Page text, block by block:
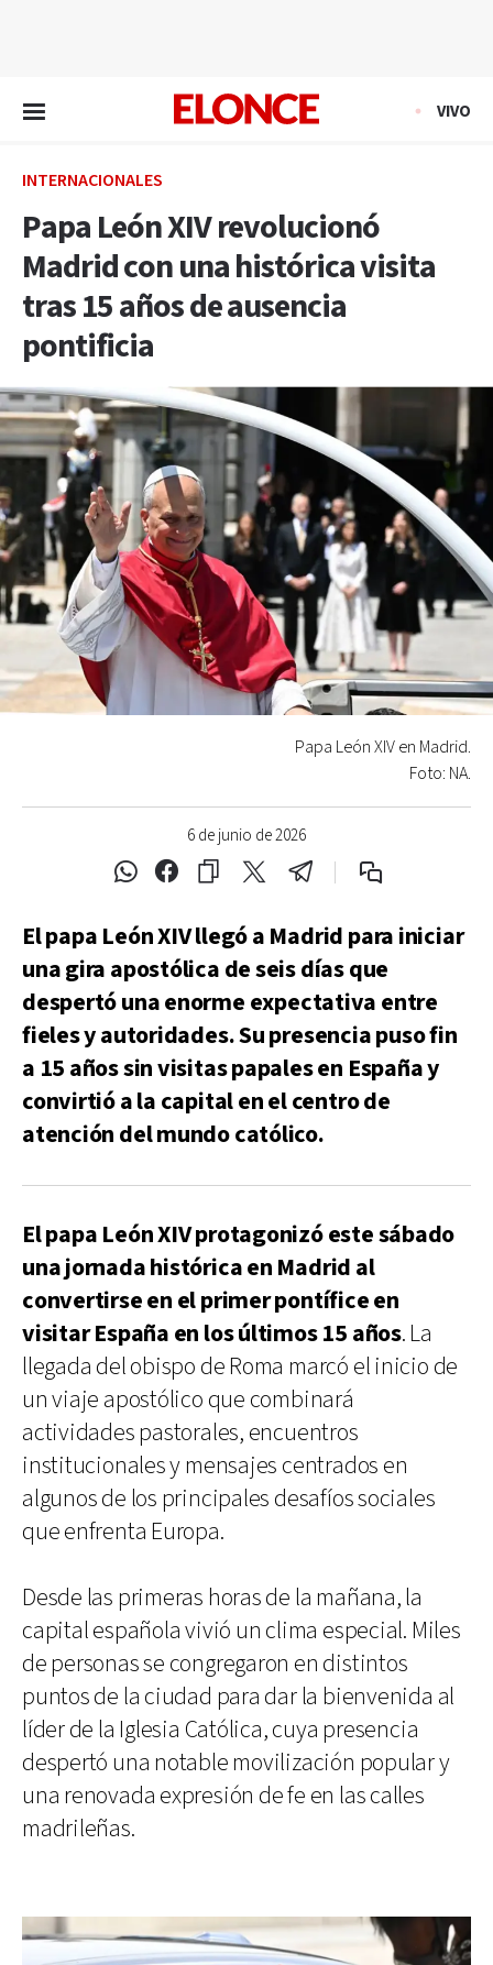
VIVO
INTERNACIONALES
Papa León XIV revolucionó
Madrid con una histórica visita
tras 15 años de ausencia
pontificia
6 de junio de 2026
Papa León XIV en Madrid.
Foto: NA.
El papa León XIV llegó a Madrid para iniciar
una gira apostólica de seis días que
despertó una enorme expectativa entre
fieles y autoridades. Su presencia puso fin
a 15 años sin visitas papales en España y
convirtió a la capital en el centro de
atención del mundo católico.
El papa León XIV protagonizó este sábado
una jornada histórica en Madrid al
convertirse en el primer pontífice en
visitar España en los últimos 15 años. La
llegada del obispo de Roma marcó el inicio de
un viaje apostólico que combinará
actividades pastorales, encuentros
institucionales y mensajes centrados en
algunos de los principales desafíos sociales
que enfrenta Europa.
Desde las primeras horas de la mañana, la
capital española vivió un clima especial. Miles
de personas se congregaron en distintos
puntos de la ciudad para dar la bienvenida al
líder de la Iglesia Católica, cuya presencia
despertó una notable movilización popular y
una renovada expresión de fe en las calles
madrileñas.